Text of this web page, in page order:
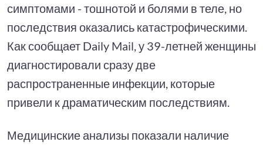
симптомами - тошнотой и болями в теле, но
последствия оказались катастрофическими.
Как сообщает Daily Mail, у 39-летней женщины
диагностировали сразу две
распространенные инфекции, которые
привели к драматическим последствиям.
Медицинские анализы показали наличие